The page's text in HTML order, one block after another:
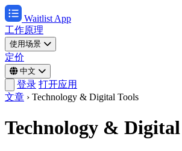
Waitlist App
工作原理
使用场景
定价
中文
登录 打开应用
文章 › Technology & Digital Tools
Technology & Digital